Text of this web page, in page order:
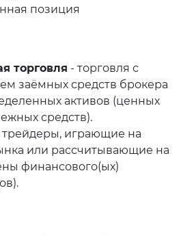
позиция
торговля - торговля с
заёмных средств брокера
активов (ценных
средств).
трейдеры, играющие на
или рассчитывающие на
финансового(ых)